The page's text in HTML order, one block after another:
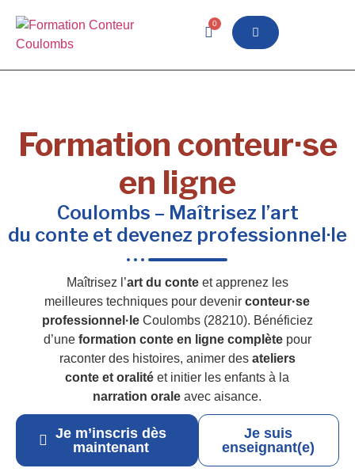
0
Formation conteur·se
en ligne
Coulombs – Maîtrisez l’art
du conte et devenez professionnel·le
Maîtrisez l’art du conteet apprenez les
meilleures techniques pour devenirconteur·se
professionnel·leCoulombs (28210). Bénéficiez
d’une formation conte en ligne complètepour
raconter des histoires, animer des ateliers
conte et oralité et initier les enfants à la
narration orale avec aisance.
Je m’inscris dès
maintenant
Je suis
enseignant(e)